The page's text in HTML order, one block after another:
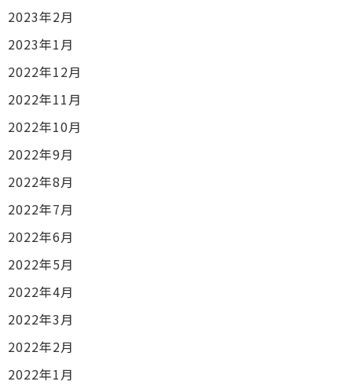
2023年2月
2023年1月
2022年12月
2022年11月
2022年10月
2022年9月
2022年8月
2022年7月
2022年6月
2022年5月
2022年4月
2022年3月
2022年2月
2022年1月